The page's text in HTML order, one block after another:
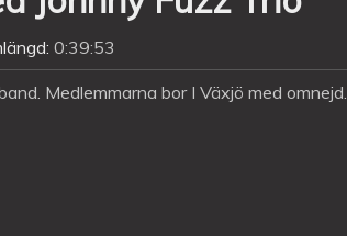
0:39:53
Medlemmarna bor I Växjö med omnejd.